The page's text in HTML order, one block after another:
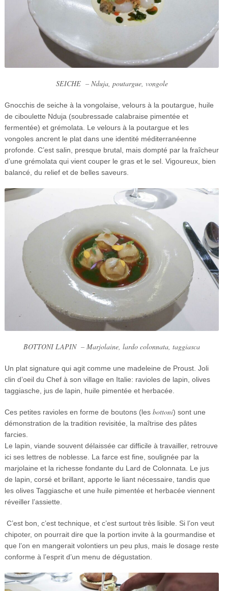
SEICHE– Nduja, poutargue, vongole
Gnocchis de seiche à la vongolaise, velours à la poutargue, huile
de ciboulette Nduja (soubressade calabraise pimentée et
fermentée) et grémolata. Le velours à la poutargue et les
vongoles ancrent le plat dans une identité méditerranéenne
profonde. C’est salin, presque brutal, mais dompté par la fraîcheur
d’une grémolata qui vient couper le gras et le sel. Vigoureux, bien
balancé, du relief et de belles saveurs.
BOTTONI LAPIN– Marjolaine, lardo colonnata, taggiasca
Un plat signature qui agit comme une madeleine de Proust. Joli
clin d’oeil du Chef à son village en Italie: ravioles de lapin, olives
taggiasche, jus de lapin, huile pimentée et herbacée.
Ces petites ravioles en forme de boutons (les bottoni) sont une
démonstration de la tradition revisitée, la maîtrise des pâtes
farcies.
Le lapin, viande souvent délaissée car difficile à travailler, retrouve
ici ses lettres de noblesse. La farce est fine, soulignée par la
marjolaine et la richesse fondante du Lard de Colonnata. Le jus
de lapin, corsé et brillant, apporte le liant nécessaire, tandis que
les olives Taggiasche et une huile pimentée et herbacée viennent
réveiller l’assiette.
C’est bon, c’est technique, et c’est surtout très lisible. Si l’on veut
chipoter, on pourrait dire que la portion invite à la gourmandise et
que l’on en mangerait volontiers un peu plus, mais le dosage reste
conforme à l’esprit d’un menu de dégustation.